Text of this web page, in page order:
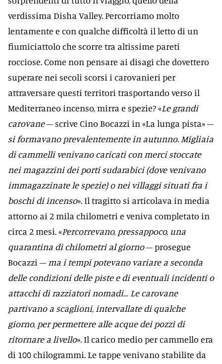
verdissima Disha Valley. Percorriamo molto
lentamente e con qualche difficoltà il letto di un
fiumiciattolo che scorre tra altissime pareti
rocciose. Come non pensare ai disagi che dovettero
superare nei secoli scorsi i carovanieri per
attraversare questi territori trasportando verso il
Mediterraneo incenso, mirra e spezie? «Le grandi
carovane– scrive Cino Bocazzi in «La lunga pista» –
si formavano prevalentemente in autunno. Migliaia
di cammelli venivano caricati con merci stoccate
nei magazzini dei porti sudarabici (dove venivano
immagazzinate le spezie) o nei villaggi situati fra i
boschi di incenso». Il tragitto si articolava in media
attorno ai 2 mila chilometri e veniva completato in
circa 2 mesi. «Percorrevano, pressappoco, una
quarantina di chilometri al giorno– prosegue
Bocazzi – ma i tempi potevano variare a seconda
delle condizioni delle piste e di eventuali incidenti o
attacchi di razziatori nomadi… Le carovane
partivano a scaglioni, intervallate di qualche
giorno, per permettere alle acque dei pozzi di
ritornare a livello». Il carico medio per cammello era
di 100 chilogrammi. Le tappe venivano stabilite da